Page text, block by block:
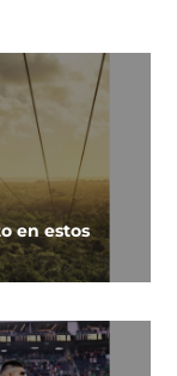
en estos